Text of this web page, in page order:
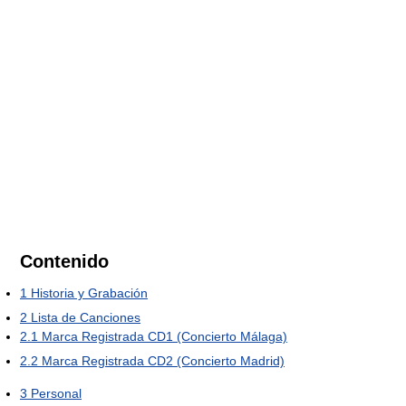
Contenido
1 Historia y Grabación
2 Lista de Canciones
2.1 Marca Registrada CD1 (Concierto Málaga)
2.2 Marca Registrada CD2 (Concierto Madrid)
3 Personal